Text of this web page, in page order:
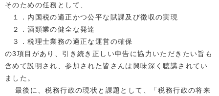
そのための任務として、
１．内国税の適正かつ公平な賦課及び徴収の実現
２．酒類業の健全な発達
３．税理士業務の適正な運営の確保
の3項目があり、引き続き正しい申告に協力いただきたい旨も
含めて説明され、参加された皆さんは興味深く聴講されてい
ました。
最後に、税務行政の現状と課題として、「税務行政の将来